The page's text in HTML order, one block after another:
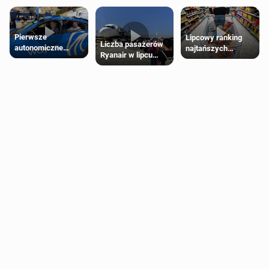
Pierwsze
autonomiczne
Ubery pojawią się
Liczba pasażerów
Ryanair w lipcu
pobiła rekord
Lipcowy ranking
najtańszych
supermarketów